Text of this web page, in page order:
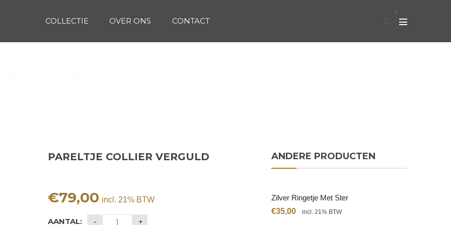
COLLECTIE OVER ONS CONTACT
0
PARELTJE COLLIER VERGULD
€79,00 incl. 21% BTW
AANTAL:
ANDERE PRODUCTEN
Zilver Ringetje Met Ster
€35,00 incl. 21% BTW